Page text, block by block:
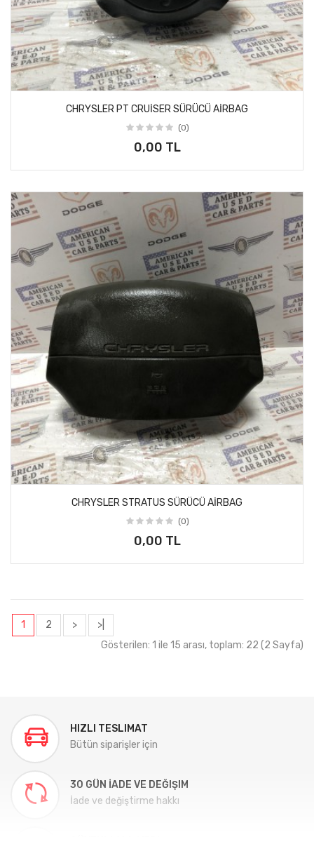
CHRYSLER PT CRUİSER SÜRÜCÜ AİRBAG
(0)
0,00 TL
CHRYSLER STRATUS SÜRÜCÜ AİRBAG
(0)
0,00 TL
1 2 >
>|
Gösterilen: 1 ile 15 arası, toplam: 22 (2 Sayfa)
HIZLI TESLIMAT
Bütün siparişler için
30 GÜN İADE VE DEĞIŞIM
İade ve değiştirme hakkı